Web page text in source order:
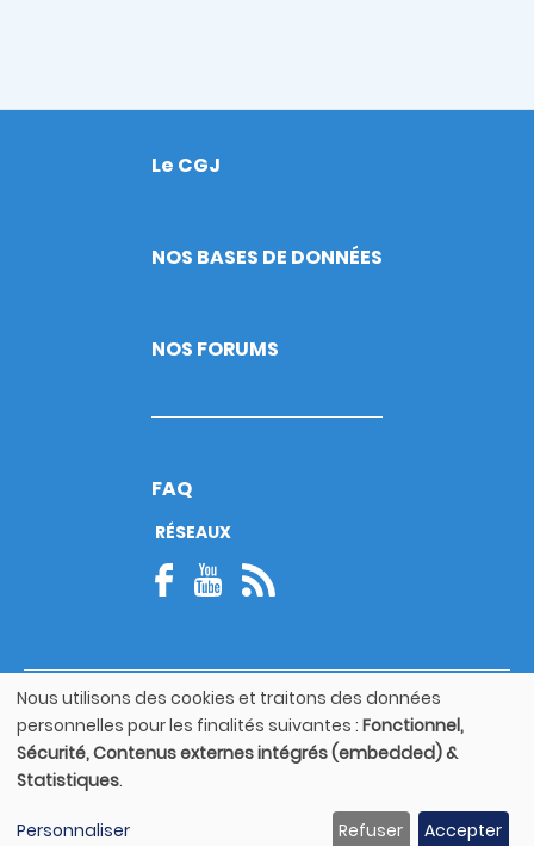
Footer
Le CGJ
NOS BASES DE DONNÉES
NOS FORUMS
FAQ
RÉSEAUX
© Copyright 2026
Footer
bottom
Mentions légales
Utilisation
des
données
personnelles
et
Nous utilisons des cookies et traitons des données
personnelles pour les finalités suivantes : Fonctionnel,
Sécurité, Contenus externes intégrés (embedded) &
Statistiques.
Personnaliser Refuser Accepter